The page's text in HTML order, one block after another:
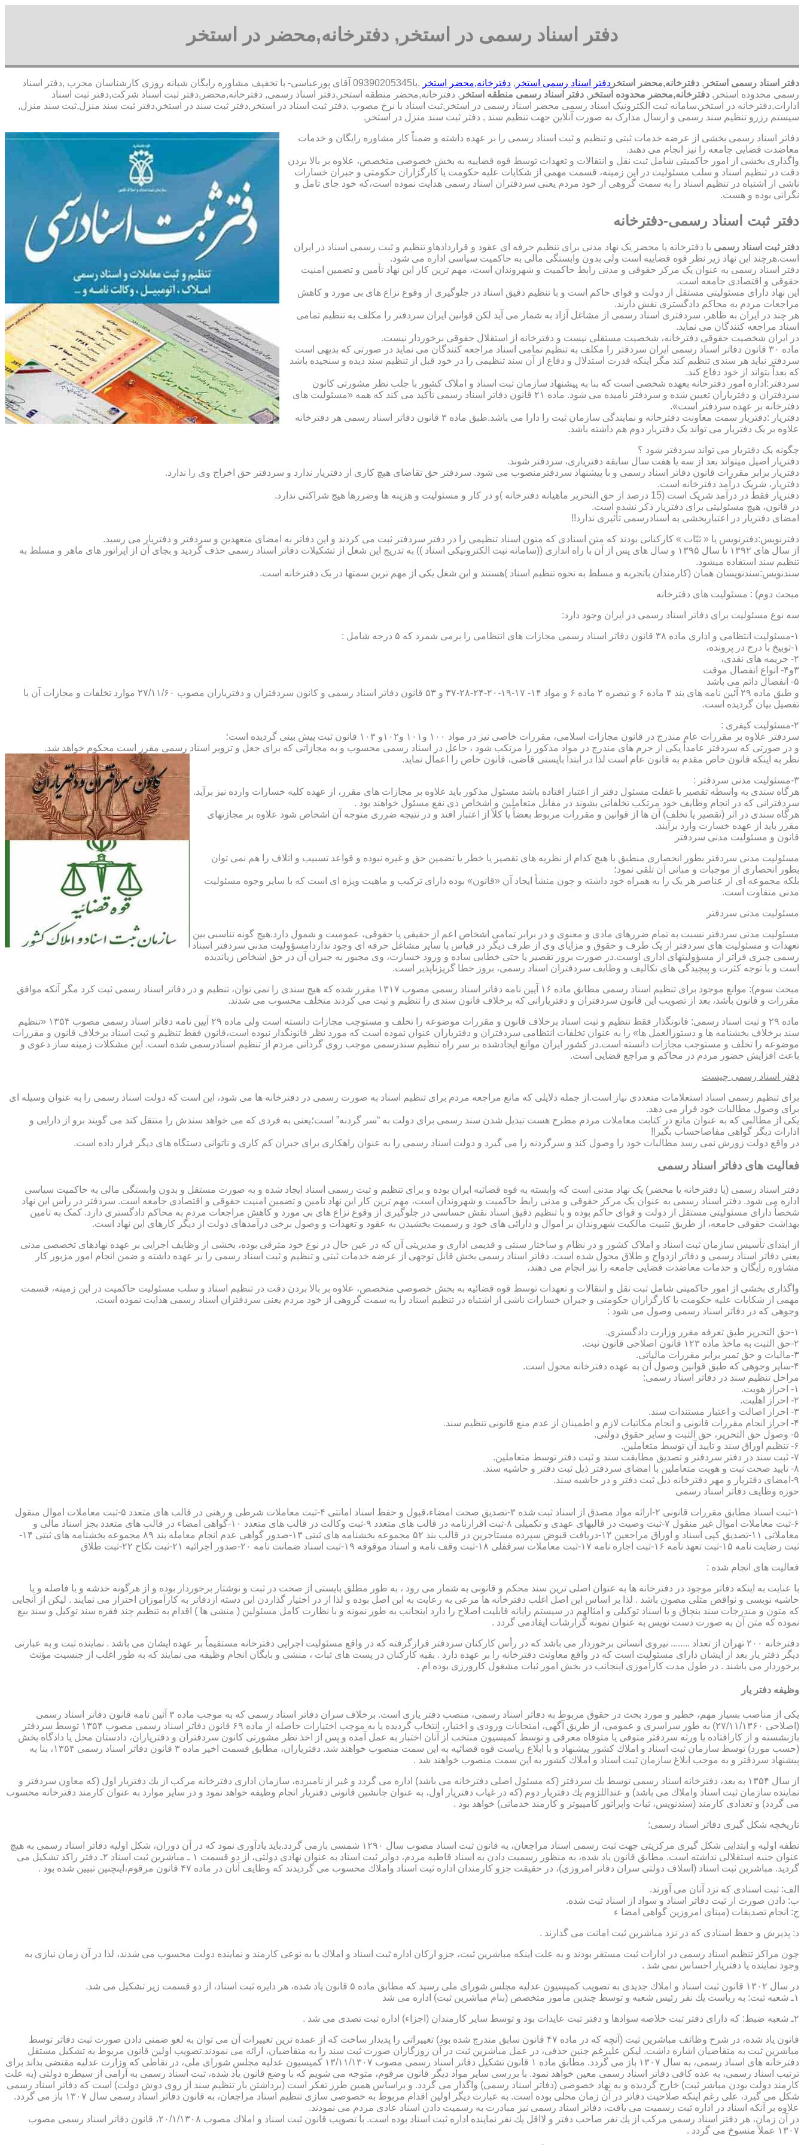
دفتر اسناد رسمی در استخر, دفترخانه,محضر در استخر
دفتر اسناد رسمی استخر , دفترخانه,محضر استخر دفتر اسناد رسمی استخر , دفترخانه,محضر استخر ,با09390205345 آقای پورعباسی- با تخفیف مشاوره رايگان شبانه روزی کارشناسان مجرب
,دفتر اسناد
رسمی محدوده استخر, دفترخانه,محضر محدوده استخر , دفتر اسناد رسمی منطقه استخر , دفترخانه,محضر منطقه استخر,دفتر اسناد رسمی, دفترخانه,محضر,دفتر ثبت اسناد شرکت,دفتر ثبت اسناد
ادارات,دفترخانه در استخر,سامانه ثبت الکترونیک اسناد رسمی محضر اسناد رسمی در استخر,ثبت اسناد با نرخ مصوب ,دفتر ثبت اسناد در استخر,دفتر ثبت سند در استخر,دفتر ثبت سند منزل,ثبت سند منزل,
سیستم رزرو تنظیم سند رسمی و ارسال مدارک به صورت آنلاین جهت تنظیم سند , دفتر ثبت سند منزل در استخر,
دفاتر اسناد رسمی بخشی از عرضه خدمات ثبتی و تنظیم و ثبت اسناد رسمی را بر عهده داشته و ضمناً کار مشاوره رایگان و خدمات
معاضدت قضایی جامعه را نیز انجام می دهند.
واگذاری بخشی از امور حاکمیتی شامل ثبت نقل و انتقالات و تعهدات توسط قوه قضاییه به بخش خصوصی متخصص، علاوه بر بالا بردن
دقت در تنظیم اسناد و سلب مسئولیت در این زمینه، قسمت مهمی از شکایات علیه حکومت یا کارگزاران حکومتی و جبران خسارات
ناشی از اشتباه در تنظیم اسناد را به سمت گروهی از خود مردم یعنی سردفتران اسناد رسمی هدایت نموده است،که خود جای تامل و
نگرانی بوده و هست.
دفتر ثبت اسناد رسمی-دفترخانه
دفتر ثبت اسناد رسمی یا دفترخانه یا محضر یک نهاد مدنی برای تنظیم حرفه ای عقود و قراردادهاو تنظیم و ثبت رسمی اسناد در ایران
است.هرچند این نهاد زیر نظر قوه قضاییه است ولی بدون وابستگی مالی به حاکمیت سیاسی اداره می شود.
دفتر اسناد رسمی به عنوان یک مرکز حقوقی و مدنی رابط حاکمیت و شهروندان است، مهم ترین کار این نهاد تأمین و تضمین امنیت
حقوقی و اقتصادی جامعه است.
این نهاد دارای مسئولیتی مستقل از دولت و قوای حاکم است و با تنظیم دقیق اسناد در جلوگیری از وقوع نزاع های بی مورد و کاهش
مراجعات مردم به محاکم دادگستری نقش دارند.
هر چند در ایران به ظاهر، سردفتری اسناد رسمی از مشاغل آزاد به شمار می آید لکن قوانین ایران سردفتر را مکلف به تنظیم تمامی
اسناد مراجعه کنندگان می نماید.
در ایران شخصیت حقوقی دفترخانه، شخصیت مستقلی نیست و دفترخانه از استقلال حقوقی برخوردار نیست.
ماده ۳۰ قانون دفاتر اسناد رسمی ایران سردفتر را مکلف به تنظیم تمامی اسناد مراجعه کنندگان می نماید در صورتی که بدیهی است
سردفتر نباید هر سندی تنظیم کند مگر اینکه قدرت استدلال و دفاع از آن سند تنظیمی را در خود قبل از تنظیم سند دیده و سنجیده باشد
که بعداً بتواند از خود دفاع کند.
سردفتر:اداره امور دفترخانه بعهده شخصی است که بنا به پیشنهاد سازمان ثبت اسناد و املاک کشور با جلب نظر مشورتی کانون
سردفتران و دفتریاران تعیین شده و سردفتر نامیده می شود. ماده ۲۱ قانون دفاتر اسناد رسمی تأکید می کند که همه «مسئولیت های
دفترخانه بر عهده سردفتر است».
دفتریار :دفتریار سمت معاونت دفترخانه و نمایندگی سازمان ثبت را دارا می باشد.طبق ماده ۳ قانون دفاتر اسناد رسمی هر دفترخانه
علاوه بر یک دفتریار می تواند یک دفتریار دوم هم داشته باشد.
چگونه یک دفتریار می تواند سردفتر شود ؟
دفتریار اصیل میتواند بعد از سه یا هفت سال سابقه دفتریاری، سردفتر شوند.
دفتریار برابر مقررات قانون دفاتر اسناد رسمی و با پیشنهاد سردفترمنصوب می شود. سردفتر حق تقاضای هیچ کاری از دفتریار ندارد و سردفتر حق اخراج وی را ندارد.
دفتریار، شریک درآمد دفترخانه است.
دفتریار فقط در درآمد شریک است (15 درصد از حق التحریر ماهیانه دفترخانه )و در کار و مسئولیت و هزینه ها وضررها هیچ شراکتی ندارد.
در قانون، هیچ مسئولیتی برای دفتریار ذکر نشده است.
امضای دفتریار در اعتباربخشی به اسنادرسمی تأثیری ندارد!!
دفترنویس:دفترنویس یا « ثبّات » کارکنانی بودند که متن اسنادی که متون اسناد تنظیمی را در دفتر سردفتر ثبت می کردند و این دفاتر به امضای متعهدین و سردفتر و دفتریار می رسید.
از سال های ۱۳۹۲ تا سال ۱۳۹۵ و سال های پس از آن با راه اندازی ((سامانه ثبت الکترونیکی اسناد )) به تدریج این شغل از تشکیلات دفاتر اسناد رسمی حذف گردید و بجای آن از اپراتور های ماهر و مسلط به
تنظیم سند استفاده میشود.
سندنویس:سندنویسان همان (کارمندان باتجربه و مسلط به نحوه تنظیم اسناد )هستند و این شغل یکی از مهم ترین سمتها در یک دفترخانه است.
مبحث دوم) : مسئولیت های دفترخانه
سه نوع مسئولیت برای دفاتر اسناد رسمی در ایران وجود دارد:
۱-مسئولیت انتظامی و اداری ماده ۳۸ قانون دفاتر اسناد رسمی مجازات های انتظامی را برمی شمرد که ۵ درجه شامل :
۱-توبیخ با درج در پرونده،
۲- جریمه های نقدی،
۳و۴- انواع انفصال موقت
۵- انفصال دائم می باشد
و طبق ماده ۲۹ آئین نامه های بند ۴ ماده ۶ و تبصره ۲ ماده ۶ و مواد ۱۴- ۱۷-۱۹-۲۰-۲۴-۲۸-۳۷ و ۵۳ قانون دفاتر اسناد رسمی و کانون سردفتران و دفتریاران مصوب ۲۷/۱۱/۶۰ موارد تخلفات و مجازات آن با
تفصیل بیان گردیده است.
۲-مسئولیت کیفری :
سردفتر علاوه بر مقررات عام مندرج در قانون مجازات اسلامی، مقررات خاصی نیز در مواد ۱۰۰ و۱۰۱ و۱۰۲و ۱۰۳ قانون ثبت پیش بینی گردیده است؛
و در صورتی که سردفتر عامداً یکی از جرم های مندرج در مواد مذکور را مرتکب شود ، جاعل در اسناد رسمی محسوب و به مجازاتی که برای جعل و تزویر اسناد رسمی مقرر است محکوم خواهد شد.
نظر به اینکه قانون خاص مقدم به قانون عام است لذا در ابتدا بایستی قاضی، قانون خاص را اعمال نماید.
۳-مسئولیت مدنی سردفتر :
هرگاه سندی به واسطه تقصیر یا غفلت مسئول دفتر از اعتبار افتاده باشد مسئول مذکور باید علاوه بر مجازات های مقرر، از عهده کلیه خسارات وارده نیز برآید.
سردفترانی که در انجام وظایف خود مرتکب تخلفاتی بشوند در مقابل متعاملین و اشخاص ذی نفع مسئول خواهند بود .
هرگاه سندی در اثر (تقصیر یا تخلف) آن ها از قوانین و مقررات مربوط بعضاً یا کلاً از اعتبار افتد و در نتیجه ضرری متوجه آن اشخاص شود علاوه بر مجازتهای
مقرر باید از عهده خسارت وارد برآیند.
قانون و مسئولیت مدنی سردفتر
مسئولیت مدنی سردفتر بطور انحصاری منطبق با هیچ کدام از نظریه های تقصیر یا خطر یا تضمین حق و غیره نبوده و قواعد تسبیب و اتلاف را هم نمی توان
بطور انحصاری از موجبات و مبانی آن تلقی نمود؛
بلکه مجموعه ای از عناصر هر یک را به همراه خود داشته و چون منشأ ایجاد آن «قانون» بوده دارای ترکیب و ماهیت ویژه ای است که با سایر وجوه مسئولیت
مدنی متفاوت است.
مسئولیت مدنی سردفتر
مسئولیت مدنی سردفتر نسبت به تمام ضررهای مادی و معنوی و در برابر تمامی اشخاص اعم از حقیقی یا حقوقی، عمومیت و شمول دارد.هیچ گونه تناسبی بین
تعهدات و مسئولیت های سردفتر از یک طرف و حقوق و مزایای وی از طرف دیگر در قیاس با سایر مشاغل حرفه ای وجود ندارد!مسؤولیت مدنی سردفتر اسناد
رسمی چیزی فراتر از مسؤولیتهای اداری اوست.در صورت بروز تقصیر یا حتی خطایی ساده و ورود خسارت، وی مجبور به جبران آن در حق اشخاص زیاندیده
است و با توجه کثرت و پیچیدگی های تکالیف و وظایف سردفتران اسناد رسمی، بروز خطا گریزناپذیر است.
مبحث سوم): موانع موجود برای تنظیم اسناد رسمی مطابق ماده ۱۶ آیین نامه دفاتر اسناد رسمی مصوب ۱۳۱۷ مقرر شده که هیچ سندی را نمی توان، تنظیم و در دفاتر اسناد رسمی ثبت کرد مگر آنکه موافق
مقررات و قانون باشد، بعد از تصویب این قانون سردفتران و دفتریارانی که برخلاف قانون سندی را تنظیم و ثبت می کردند متخلف محسوب می شدند.
ماده ۲۹ و ثبت اسناد رسمی: قانونگذار فقط تنظیم و ثبت اسناد برخلاف قانون و مقررات موضوعه را تخلف و مستوجب مجازات دانسته است ولی ماده ۲۹ آیین نامه دفاتر اسناد رسمی مصوب ۱۳۵۴ «تنظیم
سند برخلاف بخشنامه ها و دستورالعمل ها» را به عنوان تخلفات انتظامی سردفتران و دفتریاران عنوان نموده است که مورد نظر قانونگذار نبوده است،قانون فقط تنظیم و ثبت اسناد برخلاف قانون و مقررات
موضوعه را تخلف و مستوجب مجازات دانسته است.در کشور ایران موانع ایجادشده بر سر راه تنظیم سندرسمی موجب روی گردانی مردم از تنظیم اسنادرسمی شده است. این مشکلات زمینه ساز دعوی و
باعث افزایش حضور مردم در محاکم و مراجع قضایی است.
دفتر اسناد رسمی چیست
برای تنظیم رسمی اسناد استعلامات متعددی نیاز است.از جمله دلایلی که مانع مراجعه مردم برای تنظیم اسناد به صورت رسمی در دفترخانه ها می شود، این است که دولت اسناد رسمی را به عنوان وسیله ای
برای وصول مطالبات خود قرار می دهد.
یکی از مطالبی که به عنوان مانع در کتابت معاملات مردم مطرح هست تبدیل شدن سند رسمی برای دولت به “سر گردنه” است؛یعنی به فردی که می خواهد سندش را منتقل کند می گویند برو از دارایی و
ادارات دیگر گواهی مفاصاحساب بگیر!!
در واقع دولت زورش نمی رسد مطالبات خود را وصول کند و سرگردنه را می گیرد و دولت اسناد رسمی را به عنوان راهکاری برای جبران کم کاری و ناتوانی دستگاه های دیگر قرار داده است.
فعالیت های دفاتر اسناد رسمی
دفتر اسناد رسمی (یا دفترخانه یا محضر) یک نهاد مدنی است که وابسته به قوه قضائیه ایران بوده و برای تنظیم و ثبت رسمی اسناد ایجاد شده و به صورت مستقل و بدون وابستگی مالی به حاکمیت سیاسی
اداره می شود. دفتر اسناد رسمی به عنوان یک مرکز حقوقی و مدنی رابط حاکمیت و شهروندان است، مهم ترین کار این نهاد تامین و تضمین امنیت حقوقی و اقتصادی جامعه است. سردفتر در رأس این نهاد
شخصاً دارای مسئولیتی مستقل از دولت و قوای حاکم بوده و با تنظیم دقیق اسناد نقش حساسی در جلوگیری از وقوع نزاع های بی مورد و کاهش مراجعات مردم به محاکم دادگستری دارد. کمک به تامین
بهداشت حقوقی جامعه، از طریق تثبیت مالکیت شهروندان بر اموال و دارائی های خود و رسمیت بخشیدن به عقود و تعهدات و وصول برخی درآمدهای دولت از دیگر کارهای این نهاد است.
از ابتدای تأسیس سازمان ثبت اسناد و املاک کشور و در نظام و ساختار سنتی و قدیمی اداری و مدیریتی آن که در عین حال در نوع خود مترقی بوده، بخشی از وظایف اجرایی بر عهده نهادهای تخصصی مدنی
یعنی دفاتر اسناد رسمی و دفاتر ازدواج و طلاق محول شده است. دفاتر اسناد رسمی بخش قابل توجهی از عرضه خدمات ثبتی و تنظیم و ثبت اسناد رسمی را بر عهده داشته و ضمن انجام امور مزبور کار
مشاوره رایگان و خدمات معاضدت قضایی جامعه را نیز انجام می دهند،
واگذاری بخشی از امور حاکمیتی شامل ثبت نقل و انتقالات و تعهدات توسط قوه قضائیه به بخش خصوصی متخصص، علاوه بر بالا بردن دقت در تنظیم اسناد و سلب مسئولیت حاکمیت در این زمینه، قسمت
مهمی از شکایات علیه حکومت یا کارگزاران حکومتی و جبران خسارات ناشی از اشتباه در تنظیم اسناد را به سمت گروهی از خود مردم یعنی سردفتران اسناد رسمی هدایت نموده است.
وجوهی که در دفاتر اسناد رسمی وصول می شود :
۱-حق التحریر طبق تعرفه مقرر وزارت دادگستری.
۲-حق الثبت به ماخذ ماده ۱۲۳ قانون اصلاحی قانون ثبت.
۳-مالیات و حق تمبر برابر مقررات مالیاتی.
۴-سایر وجوهی که طبق قوانین وصول آن به عهده دفترخانه محول است.
مراحل تنظیم سند در دفاتر اسناد رسمی:
۱- احراز هویت.
۲- احراز اهلیت.
۳- احراز اصالت و اعتبار مستندات سند.
۴- احراز انجام مقررات قانونی و انجام مکاتبات لازم و اطمینان از عدم منع قانونی تنظیم سند.
۵- وصول حق التحریر، حق الثبت و سایر حقوق دولتی.
۶- تنظیم اوراق سند و تایید آن توسط متعاملین.
۷- ثبت سند در دفتر سردفتر و تصدیق مطابقت سند و ثبت دفتر توسط متعاملین.
۸- تایید صحت ثبت و هویت متعاملین با امضای سردفتر ذیل ثبت دفتر و حاشیه سند.
۹-امضای دفتریار و مهر دفترخانه ذیل ثبت دفتر و در حاشیه سند.
حوزه وظایف دفاتر اسناد رسمی
۱-ثبت اسناد مطابق مقررات قانونی ۲-ارائه مواد مصدق از اسناد ثبت شده ۳-تصدیق صحت امضاء،قبول و حفظ اسناد امانتی ۴-ثبت معاملات شرطی و رهنی در قالب های متعدد ۵-ثبت معاملات اموال منقول
۶-ثبت معاملات اموال غیر منقول ۷-ثبت وصیت در قالبهای عهدی و تکمیلی ۸-ثبت اقرارنامه در قالب های متعدد ۹-ثبت وکالت در قالب های متعدد ۱۰-گواهی امضاء در قالب های متعدد بجز اسناد مالی و
معاملاتی ۱۱-تصدیق کپی اسناد و اوراق مراجعین ۱۲-دریافت قبوض سپرده مستاجرین در قالب بند ۵۲ مجموعه بخشنامه های ثبتی ۱۳-صدور گواهی عدم انجام معامله بند ۸۹ مجموعه بخشنامه های ثبتی ۱۴-
ثبت رضایت نامه ۱۵-ثبت تعهد نامه ۱۶-ثبت اجاره نامه ۱۷-ثبت معاملات سرقفلی ۱۸-ثبت وقف نامه و اسناد موقوفه ۱۹-ثبت اسناد ضمانت نامه ۲۰-صدور اجرائیه ۲۱-ثبت نکاح ۲۲-ثبت طلاق
فعالیت های انجام شده :
با عنایت به اینکه دفاتر موجود در دفترخانه ها به عنوان اصلی ترین سند محکم و قانونی به شمار می رود ، به طور مطلق بایستی از صحت در ثبت و نوشتار برخوردار بوده و از هرگونه خدشه و یا فاصله و یا
حاشیه نویسی و نواقص مثلی مصون باشد . لذا بر اساس این اصل اغلب دفترخانه ها مرعی به رعایت به این اصل بوده و لذا از در اختیار گذاردن این دسته ازدفاتر به کارآموزان احتراز می نمایند . لیکن از آنجایی
که متون و مندرجات سند بنچاق و یا اسناد توکیلی و امثالهم در سیستم رایانه قابلیت اصلاح را دارد اینجانب به طور نمونه و با نظارت کامل مسئولین ( منشی ها ) اقدام به تنظیم چند فقره سند توکیل و سند بیع
نموده که متن آن به صورت دست نویس به عنوان نمونه گزارشات ایفادمی گردد .
دفترخانه ۲۰۰ تهران از تعداد ........ نیروی انسانی برخوردار می باشد که در رأس کارکنان سردفتر قرارگرفته که در واقع مسئولیت اجرایی دفترخانه مستقیماً بر عهده ایشان می باشد . نماینده ثبت و به عبارتی
دیگر دفتر یار بعد از ایشان دارای مسئولیت است که در واقع معاونت دفترخانه را بر عهده دارد . بقیه کارکنان در پست های ثبات ، منشی و بایگان انجام وظیفه می نمایند که به طور اغلب از جنسیت مؤنث
برخوردار می باشند . در طول مدت کارآموزی اینجانب در بخش امور ثبات مشغول کارورزی بوده ام .
وظیفه دفتر یار
یكی از مناصب بسیار مهم، خطیر و مورد بحث در حقوق مربوط به دفاتر اسناد رسمی، منصب دفتر یاری است. برخلاف سران دفاتر اسناد رسمی كه به موجب ماده ۳ آئین نامه قانون دفاتر اسناد رسمی
(اصلاحی ۲۷/۱۱/۱۳۶۰) به طور سراسری و عمومی، از طریق آگهی، امتحانات ورودی و اختبار، انتخاب گردیده یا به موجب اختیارات حاصله از ماده ۶۹ قانون دفاتر اسناد رسمی مصوب ۱۳۵۴ توسط سردفتر
بازنشسته و از كارافتاده یا ورثه سردفتر متوفی یا متوفاه معرفی و توسط كمیسیون منتخب از آنان اختبار به عمل آمده و پس از اخذ نظر مشورتی كانون سردفتران و دفتریاران، دادستان محل یا دادگاه بخش
(حسب مورد) توسط سازمان ثبت اسناد و املاك كشور پیشنهاد و با ابلاغ ریاست قوه قضائیه به این سمت منصوب خواهند شد. دفتریاران، مطابق قسمت اخیر ماده ۳ قانون دفاتر اسناد رسمی ۱۳۵۴، بنا به
پیشنهاد سردفتر و به موجب ابلاغ سازمان ثبت اسناد و املاك كشور به این سمت منصوب خواهند شد .
از سال ۱۳۵۴ به بعد، دفترخانه اسناد رسمی توسط یك سردفتر (كه مسئول اصلی دفترخانه می باشد) اداره می گردد و غیر از نامبرده، سازمان اداری دفترخانه مركب از یك دفتریار اول (كه معاون سردفتر و
نماینده سازمان ثبت اسناد واملاك می باشد) و عنداللزوم یك دفتریار دوم (كه در غیاب دفتریار اول، به عنوان جانشین قانونی دفتریار انجام وظیفه خواهد نمود و در سایر موارد به عنوان كارمند دفترخانه محسوب
می گردد) و تعدادی كارمند (سندنویس، ثبات واپراتور كامپیوتر و كارمند خدماتی) خواهد بود .
تاریخچه شكل گیری دفاتر اسناد رسمی:
نطفه اولیه و ابتدایی شكل گیری مركزیتی جهت ثبت رسمی اسناد مراجعان، به قانون ثبت اسناد مصوب سال ۱۲۹۰ شمسی بازمی گردد.باید یادآوری نمود كه در آن دوران، شكل اولیه دفاتر اسناد رسمی به هیچ
عنوان جنبه استقلالی نداشته است. مطابق قانون یاد شده، به منظور رسمیت دادن به اسناد قاطبه مردم، دوایر ثبت اسناد به عنوان نهادی دولتی، از دو قسمت ۱ ـ مباشرین ثبت اسناد ۲ـ دفتر راكد تشكیل می
گردید. مباشرین ثبت اسناد (اسلاف دولتی سران دفاتر امروزی)، در حقیقت جزو كارمندان اداره ثبت اسناد واملاك محسوب می گردیدند كه وظایف آنان در ماده ۴۷ قانون مرقوم،اینچنین تبیین شده بود .
الف: ثبت اسنادی كه نزد آنان می آورند.
ب: دادن صورت از ثبت دفاتر اسناد و سواد از اسناد ثبت شده.
ج: انجام تصدیقات (مبنای امروزین گواهی امضا ء
د: پذیرش و حفظ اسنادی كه در نزد مباشرین ثبت امانت می گذارند .
چون مراكز تنظیم اسناد رسمی در ادارات ثبت مستقر بودند و به علت اینكه مباشرین ثبت، جزو اركان اداره ثبت اسناد و املاك یا به نوعی كارمند و نماینده دولت محسوب می شدند، لذا در آن زمان نیازی به
وجود نماینده یا دفتریار احساس نمی شد .
در سال ۱۳۰۲ قانون ثبت اسناد و املاك جدیدی به تصویب كمیسیون عدلیه مجلس شورای ملی رسید كه مطابق ماده ۵ قانون یاد شده، هر دایره ثبت اسناد، از دو قسمت زیر تشكیل می شد.
۱ـ شعبه ثبت: به ریاست یك نفر رئیس شعبه و توسط چندین مأمور متخصص (بنام مباشرین ثبت) اداره می شد
۲ـ شعبه ضبط: كه دارای دفتر ثبت خلاصه سوادها و دفتر ثبت عایدات بود و توسط سایر كارمندان (اجزاء) اداره ثبت تصدی می شد .
قانون یاد شده، در شرح وظائف مباشرین ثبت (آنچه كه در ماده ۴۷ قانون سابق مندرج شده بود) تغییراتی را پدیدار ساخت كه از عمده ترین تغییرات آن می توان به لغو ضمنی دادن صورت ثبت دفاتر توسط
مباشرین ثبت به متقاضیان اشاره داشت. لیكن علیرغم چنین حذفی، در عمل مباشرین ثبت در آن روزگاران صورت ثبت سند را به متقاضیان، ارائه می نمودند.تصویب اولین قانون مربوط به تشكیل مستقل
دفترخانه های اسناد رسمی، به سال ۱۳۰۷ باز می گردد. مطابق ماده ۱ قانون تشكیل دفاتر اسناد رسمی مصوب ۱۳/۱۱/۱۳۰۷ كمیسیون عدلیه مجلس شورای ملی، در نقاطی كه وزارت عدلیه مقتضی بداند برای
ترتیب اسناد رسمی، به عده كافی دفاتر اسناد رسمی معین خواهد نمود. با بررسی سایر مواد دیگر قانون مرقوم، متوجه می شویم كه با وضع قانون یاد شده، ثبت اسناد رسمی به آرامی از سیطره دولتی (به علت
كارمند دولت بودن مباشر ثبت) خارج گردیده و به نهاد خصوصی (دفاتر اسناد رسمی) واگذار می گردد. و براساس همین طرز تفكر است (برداشتن بار تنظیم سند از روی دوش دولت) است كه دفاتر اسناد رسمی
شكل می گیرد، علی رغم اینكه صلاحیت دفاتر در آن زمان محلی بوده است. به عبارت دیگر اولین اقدام مربوط به خصوصی سازی تنظیم اسناد مراجعان، به قانون دفاتر اسناد رسمی سال ۱۳۰۷ باز می گردد.
علاوه بر آنكه اسناد در اداره ثبت رسمیت می یافت، دفاتر اسناد رسمی نیز مبادرت به رسمیت دادن اسناد عادی مردم می نمودند.
در آن زمان، هر دفتر اسناد رسمی مركب از یك نفر صاحب دفتر و لااقل یك نفر نماینده اداره ثبت اسناد بوده است. با تصویب قانون ثبت اسناد و املاك مصوب ۲۰/۱/۱۳۰۸، قانون دفاتر اسناد رسمی مصوب
۱۳۰۷ عملاً منسوخ می گردد .